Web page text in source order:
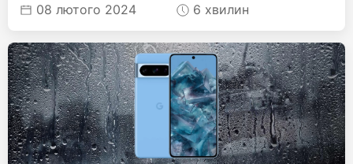
08 лютого 2024 6 хвилин